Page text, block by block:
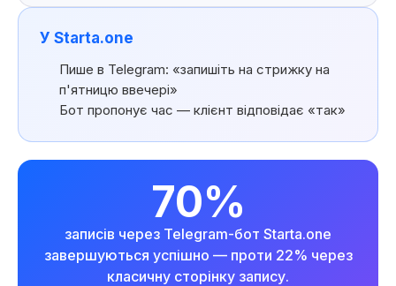
У Starta.one
Пише в Telegram: «запишіть на стрижку на
п'ятницю ввечері»
Бот пропонує час — клієнт відповідає «так»
70%
записів через Telegram-бот Starta.one
завершуються успішно — проти 22% через
класичну сторінку запису.